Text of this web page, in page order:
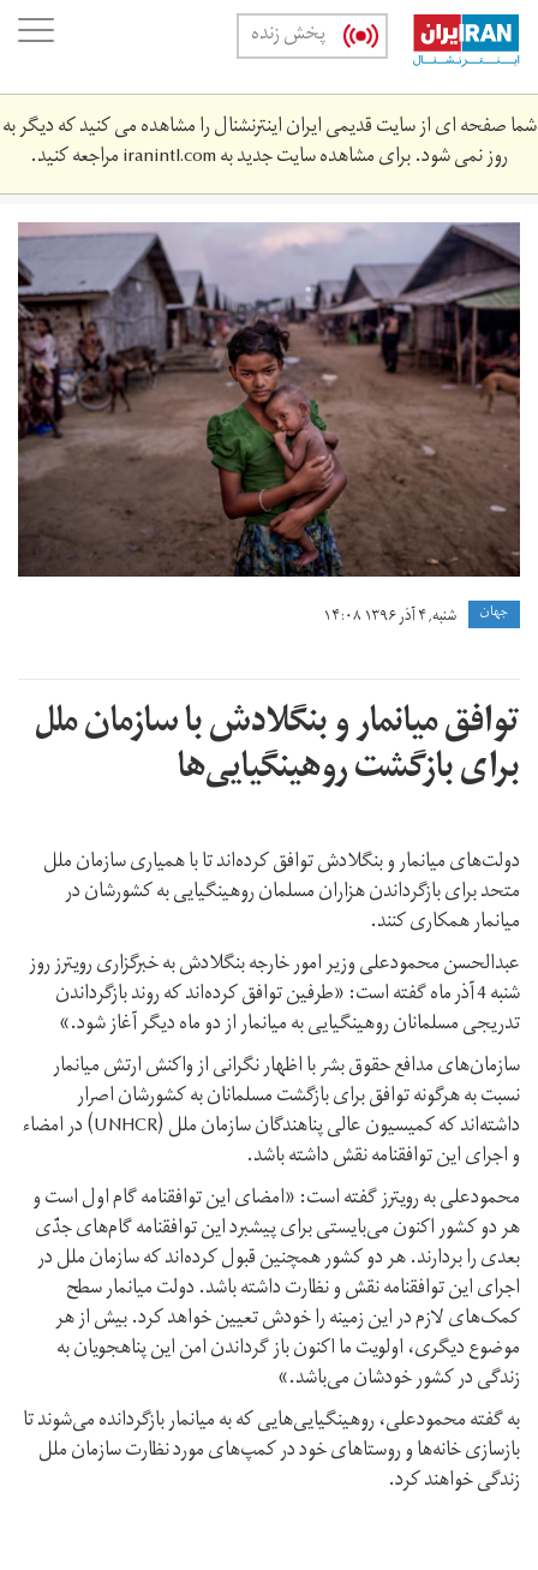
Skip
main
content
پخش زنده
شما صفحه ای از سایت قدیمی ایران اینترنشنال را مشاهده می کنید که دیگر به
روز نمی شود. برای مشاهده سایت جدید بهiranintl.comمراجعه کنید.
3-
rohingya_460.jpg
جهان شنبه, ۴ آذر ۱۳۹۶ ۱۴:۰۸
توافق میانمار و بنگلادش با سازمان ملل
برای بازگشت روهینگیایی‌ها
دولت‌های میانمار و بنگلادش توافق کرده‌اند تا با همیاری سازمان ملل
متحد برای بازگرداندن هزاران مسلمان روهینگیایی به کشورشان در
میانمار همکاری کنند.
عبدالحسن محمودعلی وزیر امور خارجه بنگلادش به خبرگزاری رویترز روز
شنبه 4 آذر ماه گفته است: «طرفین توافق کرده‌اند که روند بازگرداندن
تدریجی مسلمانان روهینگیایی به میانمار از دو ماه دیگر آغاز شود.»
سازمان‌های مدافع حقوق بشر با اظهار نگرانی از واکنش ارتش میانمار
نسبت به هرگونه توافق برای بازگشت مسلمانان به کشورشان اصرار
داشته‌اند که کمیسیون عالی پناهندگان سازمان ملل (UNHCR) در امضاء
و اجرای این توافقنامه نقش داشته باشد.
محمودعلی به رویترز گفته است: «امضای این توافقنامه گام اول است و
هر دو کشور اکنون می‌بایستی برای پیشبرد این توافقنامه گام‌های جدّی
بعدی را بردارند. هر دو کشور همچنین قبول کرده‌اند که سازمان ملل در
اجرای این توافقنامه نقش و نظارت داشته باشد. دولت میانمار سطح
کمک‌های لازم در این زمینه را خودش تعیین خواهد کرد. بیش از هر
موضوع دیگری، اولویت ما اکنون باز گرداندن امن این پناهجویان به
زندگی در کشور خودشان می‌باشد.»
به گفته محمودعلی، روهینگیایی‌هایی که به میانمار بازگردانده می‌شوند تا
بازسازی خانه‌ها و روستاهای خود در کمپ‌های مورد نظارت سازمان ملل
زندگی خواهند کرد.